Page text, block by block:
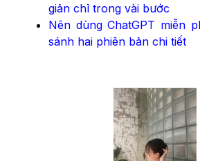
giản chỉ trong vài bước
Nên dùng ChatGPT miễn
sánh hai phiên bản chi tiết